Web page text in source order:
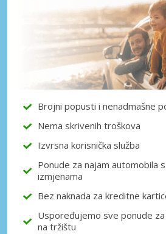
Brojni popusti i nenadmašne
Nema skrivenih troškova
Izvrsna korisnička služba
Ponude za najam automobila
izmjenama
Bez naknada za kreditne
Uspoređujemo sve ponude
na tržištu
Prijava putem